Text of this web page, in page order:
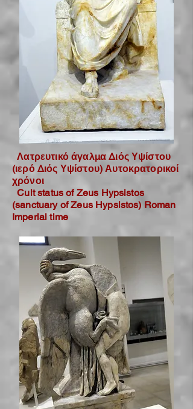
Λατρευτικό άγαλμα Διός Υψίστου
(ιερό Διός Υψίστου) Αυτοκρατορικοί
χρόνοι
Cult status of Zeus Hypsistos
(sanctuary of Zeus Hypsistos) Roman
Imperial time